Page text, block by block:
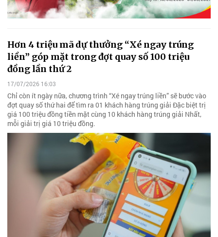
Hơn 4 triệu mã dự thưởng “Xé ngay trúng
liền” góp mặt trong đợt quay số 100 triệu
đồng lần thứ 2
17/07/2026 16:03
Chỉ còn ít ngày nữa, chương trình “Xé ngay trúng liền” sẽ bước vào
đợt quay số thứ hai để tìm ra 01 khách hàng trúng giải Đặc biệt trị
giá 100 triệu đồng tiền mặt cùng 10 khách hàng trúng giải Nhất,
mỗi giải trị giá 10 triệu đồng.